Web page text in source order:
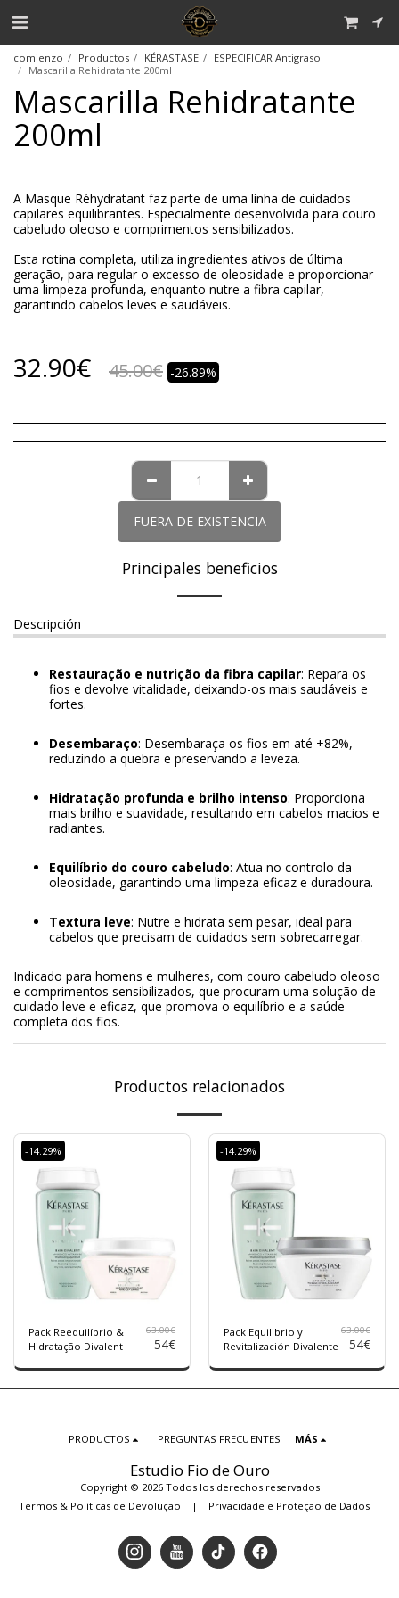
comienzo Productos KÉRASTASE
ESPECIFICAR Antigraso
Mascarilla Rehidratante 200ml
Mascarilla Rehidratante
200ml
A Masque Réhydratant faz parte de uma linha de cuidados
capilares equilibrantes. Especialmente desenvolvida para couro
cabeludo oleoso e comprimentos sensibilizados.
Esta rotina completa, utiliza ingredientes ativos de última
geração, para regular o excesso de oleosidade e proporcionar
uma limpeza profunda, enquanto nutre a fibra capilar,
garantindo cabelos leves e saudáveis.
32.90€ 45.00€ -26.89%
FUERA DE EXISTENCIA
Principales beneficios
Descripción
Restauração e nutrição da fibra capilar: Repara os
fios e devolve vitalidade, deixando-os mais saudáveis e
fortes.
Desembaraço: Desembaraça os fios em até +82%,
reduzindo a quebra e preservando a leveza.
Hidratação profunda e brilho intenso: Proporciona
mais brilho e suavidade, resultando em cabelos macios e
radiantes.
Equilíbrio do couro cabeludo: Atua no controlo da
oleosidade, garantindo uma limpeza eficaz e duradoura.
Textura leve: Nutre e hidrata sem pesar, ideal para
cabelos que precisam de cuidados sem sobrecarregar.
Indicado para homens e mulheres, com couro cabeludo oleoso
e comprimentos sensibilizados, que procuram uma solução de
cuidado leve e eficaz, que promova o equilíbrio e a saúde
completa dos fios.
Productos relacionados
-14.29%
Pack Reequilíbrio &
Hidratação Divalent
63.00€
54€
-14.29%
Pack Equilibrio y
Revitalización Divalente
63.00€
54€
Estudio Fio de Ouro
Copyright © 2026 Todos los derechos reservados
Termos & Políticas de Devolução | Privacidade e Proteção de Dados
PRODUCTOS PREGUNTAS FRECUENTES MÁS